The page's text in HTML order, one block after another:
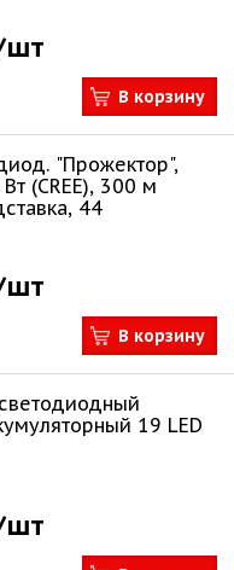
В корзину
"Прожектор",
(CREE), 300 м
44
В корзину
19 LED